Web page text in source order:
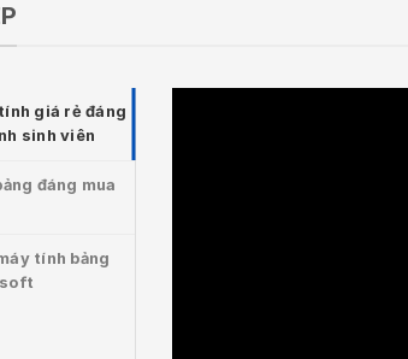
giá rẻ đáng
sinh viên
đáng mua
tính bảng